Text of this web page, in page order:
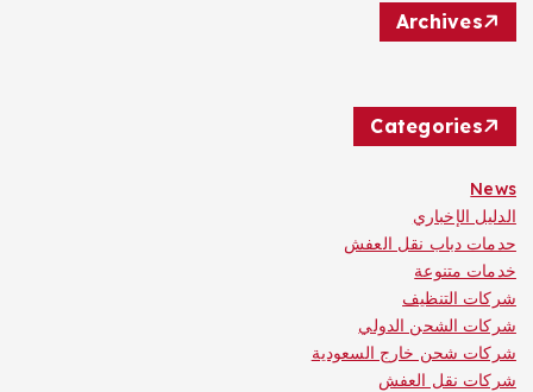
Archives
Categories
News
الدليل الإخباري
حدمات دباب نقل العفش
خدمات متنوعة
شركات التنظيف
شركات الشحن الدولي
شركات شحن خارج السعودية
شركات نقل العفش